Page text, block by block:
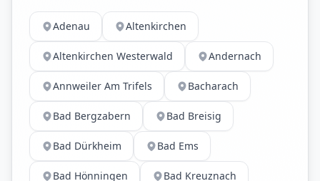
Adenau Altenkirchen
Altenkirchen Westerwald Andernach
Annweiler Am Trifels Bacharach
Bad Bergzabern Bad Breisig
Bad Dürkheim Bad Ems
Bad Hönningen Bad Kreuznach